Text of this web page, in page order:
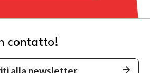
contatto!